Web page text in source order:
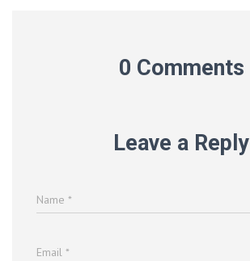
0 Comments
Leave a Reply
Name *
Email *